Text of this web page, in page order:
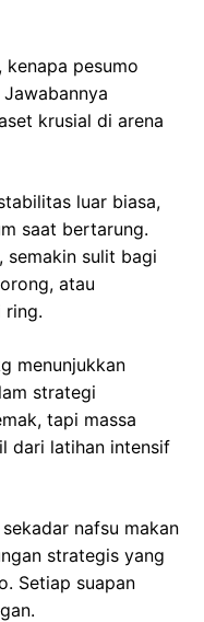
pesumo
krusial di arena
luar biasa,
saat bertarung.
semakin sulit bagi
atau
ring.
menunjukkan
strategi
tapi massa
dari latihan intensif
nafsu makan
strategis yang
Setiap suapan